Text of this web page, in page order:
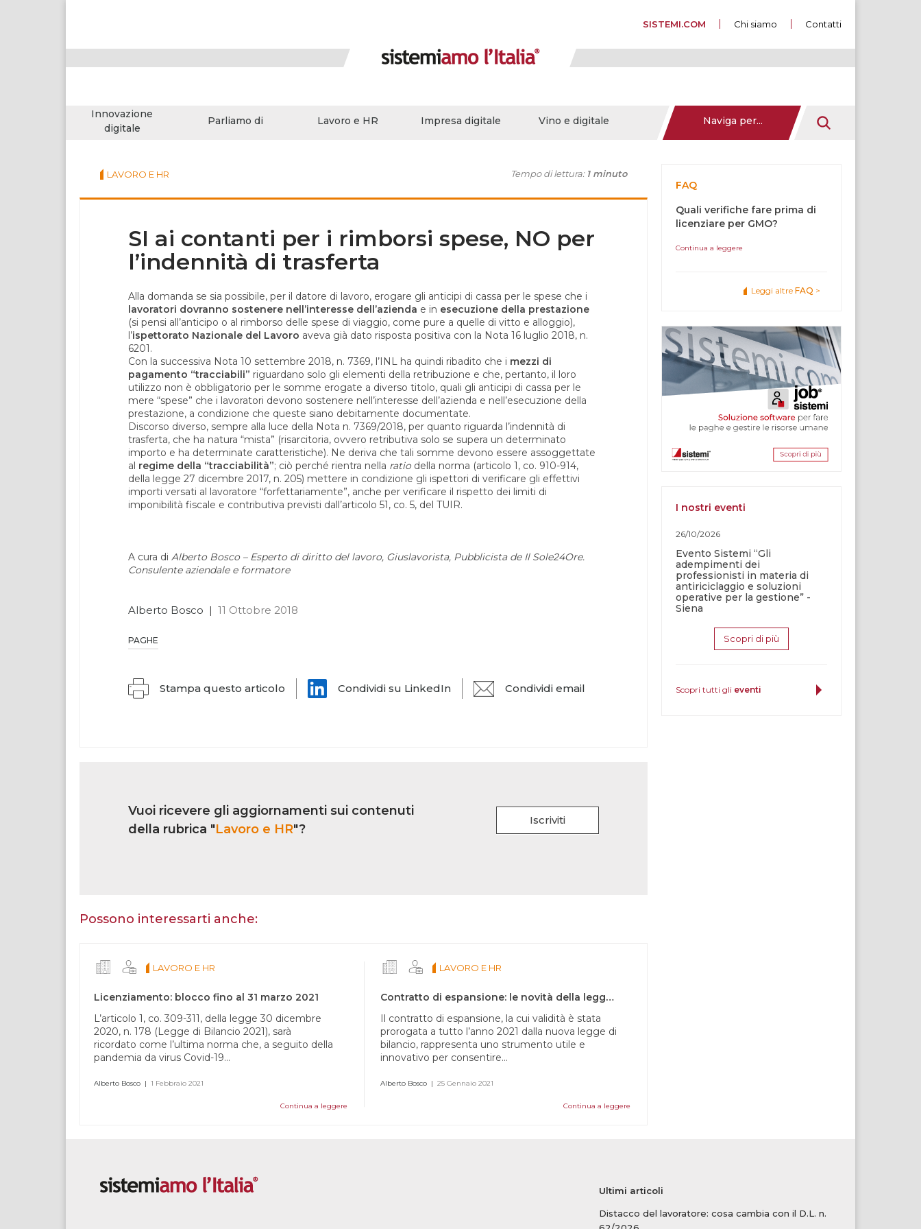
SISTEMI.COM Chi siamo Contatti
Innovazione
digitale
Parliamo di Lavoro e HR Impresa digitale Vino e digitale Naviga per...
LAVORO E HR Tempo di lettura: 1 minuto
SI ai contanti per i rimborsi spese, NO per
l’indennità di trasferta
Alla domanda se sia possibile, per il datore di lavoro, erogare gli anticipi di cassa per le spese che i
lavoratori dovranno sostenere nell’interesse dell’azienda e in esecuzione della prestazione
(si pensi all’anticipo o al rimborso delle spese di viaggio, come pure a quelle di vitto e alloggio),
l’ispettorato Nazionale del Lavoro aveva già dato risposta positiva con la Nota 16 luglio 2018, n.
6201.
Con la successiva Nota 10 settembre 2018, n. 7369, l’INL ha quindi ribadito che i mezzi di
pagamento “tracciabili” riguardano solo gli elementi della retribuzione e che, pertanto, il loro
utilizzo non è obbligatorio per le somme erogate a diverso titolo, quali gli anticipi di cassa per le
mere “spese” che i lavoratori devono sostenere nell’interesse dell’azienda e nell’esecuzione della
prestazione, a condizione che queste siano debitamente documentate.
Discorso diverso, sempre alla luce della Nota n. 7369/2018, per quanto riguarda l’indennità di
trasferta, che ha natura “mista” (risarcitoria, ovvero retributiva solo se supera un determinato
importo e ha determinate caratteristiche). Ne deriva che tali somme devono essere assoggettate
al regime della “tracciabilità”; ciò perché rientra nella ratiodella norma (articolo 1, co. 910-914,
della legge 27 dicembre 2017, n. 205) mettere in condizione gli ispettori di verificare gli effettivi
importi versati al lavoratore “forfettariamente”, anche per verificare il rispetto dei limiti di
imponibilità fiscale e contributiva previsti dall’articolo 51, co. 5, del TUIR.
A cura di Alberto Bosco – Esperto di diritto del lavoro, Giuslavorista, Pubblicista de Il Sole24Ore.
Consulente aziendale e formatore
Alberto Bosco | 11 Ottobre 2018
PAGHE
Stampa questo articolo Condividi su LinkedIn Condividi email
Vuoi ricevere gli aggiornamenti sui contenuti
della rubrica "Lavoro e HR"?
Iscriviti
essere
questo
campo
Possono interessarti anche:
LAVORO E HR
Licenziamento: blocco fino al 31 marzo 2021
L’articolo 1, co. 309-311, della legge 30 dicembre
2020, n. 178 (Legge di Bilancio 2021), sarà
ricordato come l’ultima norma che, a seguito della
pandemia da virus Covid-19...
Alberto Bosco | 1 Febbraio 2021
Continua a leggere
LAVORO E HR
Contratto di espansione: le novità della legge di bilancio 2021
Il contratto di espansione, la cui validità è stata
prorogata a tutto l’anno 2021 dalla nuova legge di
bilancio, rappresenta uno strumento utile e
innovativo per consentire...
Alberto Bosco| 25 Gennaio 2021
Continua a leggere
FAQ
Quali verifiche fare prima di
licenziare per GMO?
Continua a leggere
Leggi altre FAQ >
I nostri eventi
26/10/2026
Evento Sistemi “Gli
adempimenti dei
professionisti in materia di
antiriciclaggio e soluzioni
operative per la gestione” -
Siena
Scopri di più
Scopri tutti gli eventi
Ultimi articoli
Distacco del lavoratore: cosa cambia con il D.L. n.